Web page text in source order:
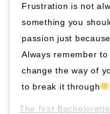
Frustration is not
something you
passion just
Always remember
change the way of
to break it through
The first Bachelorette